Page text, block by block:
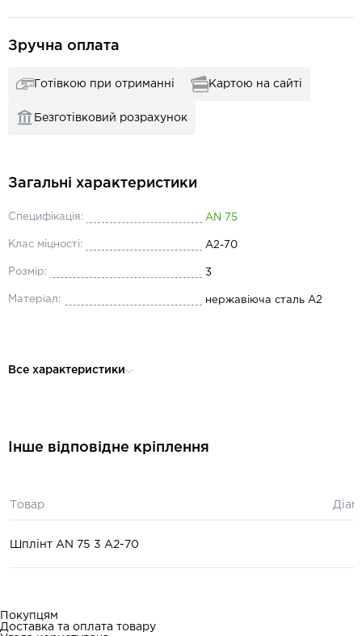
Зручна оплата
Готівкою при отриманні Картою на сайті
Безготівковий розрахунок
Загальні характеристики
Специфікація: AN 75
Клас міцності: А2-70
Розмір: 3
Матеріал: нержавіюча сталь А2
Все характеристики
Інше відповідне кріплення
Товар
Шплінт AN 75 3 А2-70
Покупцям
Доставка та оплата товару